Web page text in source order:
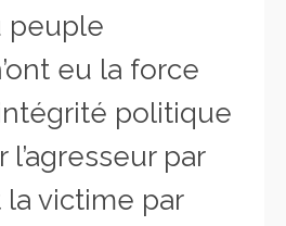
peuple
eu la force
politique
par
victime par